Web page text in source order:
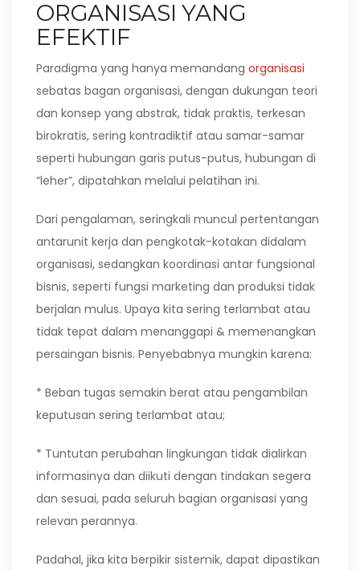
ORGANISASI YANG
EFEKTIF
Paradigma yang hanya memandang organisasi
sebatas bagan organisasi, dengan dukungan teori
dan konsep yang abstrak, tidak praktis, terkesan
birokratis, sering kontradiktif atau samar-samar
seperti hubungan garis putus-putus, hubungan di
“leher”, dipatahkan melalui pelatihan ini.
Dari pengalaman, seringkali muncul pertentangan
antarunit kerja dan pengkotak-kotakan didalam
organisasi, sedangkan koordinasi antar fungsional
bisnis, seperti fungsi marketing dan produksi tidak
berjalan mulus. Upaya kita sering terlambat atau
tidak tepat dalam menanggapi & memenangkan
persaingan bisnis. Penyebabnya mungkin karena:
* Beban tugas semakin berat atau pengambilan
keputusan sering terlambat atau;
* Tuntutan perubahan lingkungan tidak dialirkan
informasinya dan diikuti dengan tindakan segera
dan sesuai, pada seluruh bagian organisasi yang
relevan perannya.
Padahal, jika kita berpikir sistemik, dapat dipastikan